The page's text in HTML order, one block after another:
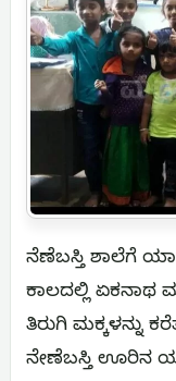
ನೆಣೆಬಸ್ತಿ ಶಾಲೆಗೆ
ಕಾಲದಲ್ಲಿ ಏಕನಾಥ
ತಿರುಗಿ ಮಕ್ಕಳನ್ನು
ನೇಣೆಬಸ್ತಿ ಊರಿನ